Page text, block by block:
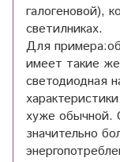
галогеновой),
светилниках.
Для
имеет такие же
светодиодная
хуже обычной.
значительно